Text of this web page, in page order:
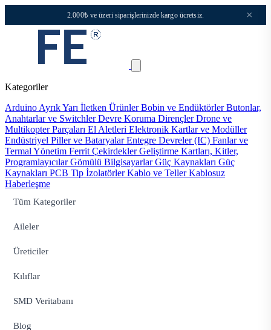
2.000₺ ve üzeri siparişlerinizde kargo ücretsiz. ×
Kategoriler
Arduino Ayrık Yarı İletken ÜrünlerBobin ve EndüktörlerButonlar,
Anahtarlar ve SwitchlerDevre Koruma DirençlerDrone ve
Multikopter Parçaları El Aletleri Elektronik Kartlar ve Modüller
Endüstriyel Piller ve BataryalarEntegre Devreler (IC) Fanlar ve
Termal Yönetim Ferrit ÇekirdeklerGeliştirme Kartları, Kitler,
ProgramlayıcılarGömülü BilgisayarlarGüç Kaynakları Güç
Kaynakları PCB Tip İzolatörlerKablo ve TellerKablosuz
Haberleşme
Tüm Kategoriler
Aileler
Üreticiler
Kılıflar
SMD Veritabanı
Blog